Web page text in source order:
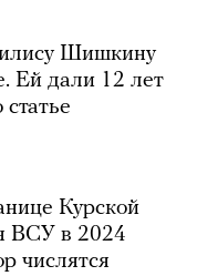
Шишкину
Ей дали 12 лет
Курской
ВСУ в 2024
числятся